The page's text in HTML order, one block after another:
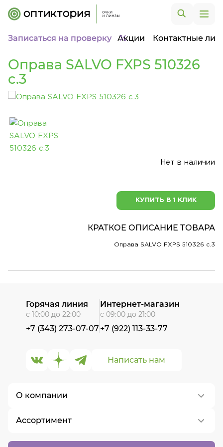
Записаться на проверку Акции Контактные
Оправа SALVO FXPS 510326
c.3
Нет в наличии
КУПИТЬ В 1 КЛИК
КРАТКОЕ ОПИСАНИЕ ТОВАРА
Оправа SALVO FXPS 510326 c.3
О компании
О нас
Контакты
Ассортимент
Написать нам
Горячая линия
с 10:00 до 22:00
+7 (343) 273-07-07
Интернет-магазин
с 09:00 до 21:00
+7 (922) 113-33-77